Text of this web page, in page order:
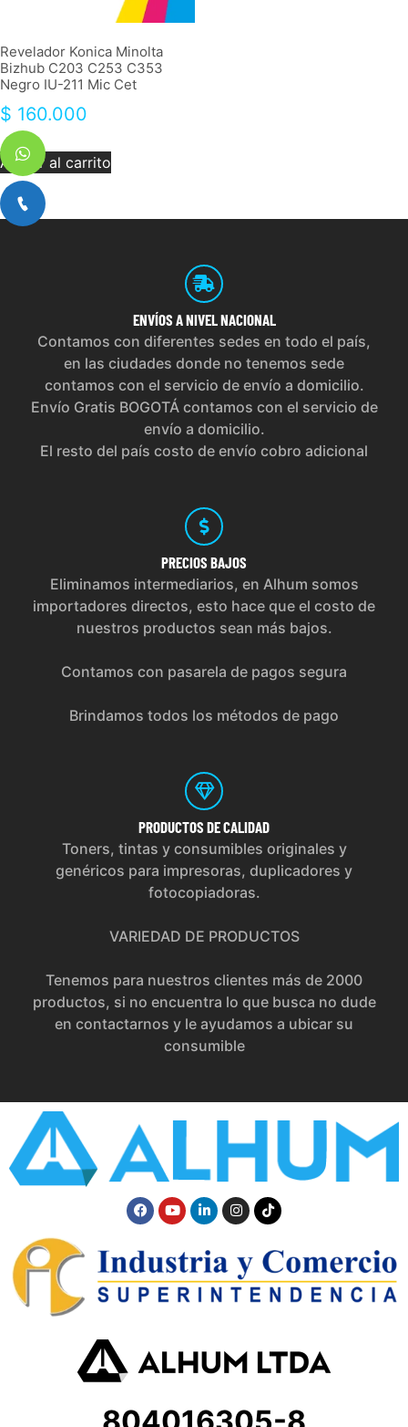
Revelador Konica Minolta
Bizhub C203 C253 C353
Negro IU-211 Mic Cet
$ 160.000
Añadir al carrito
ENVÍOS A NIVEL NACIONAL
Contamos con diferentes sedes en todo el país,
en las ciudades donde no tenemos sede
contamos con el servicio de envío a domicilio.
Envío Gratis BOGOTÁ contamos con el servicio de
envío a domicilio.
El resto del país costo de envío cobro adicional
PRECIOS BAJOS
Eliminamos intermediarios, en Alhum somos
importadores directos, esto hace que el costo de
nuestros productos sean más bajos.
Contamos con pasarela de pagos segura
Brindamos todos los métodos de pago
PRODUCTOS DE CALIDAD
Toners, tintas y consumibles originales y
genéricos para impresoras, duplicadores y
fotocopiadoras.
VARIEDAD DE PRODUCTOS
Tenemos para nuestros clientes más de 2000
productos, si no encuentra lo que busca no dude
en contactarnos y le ayudamos a ubicar su
consumible